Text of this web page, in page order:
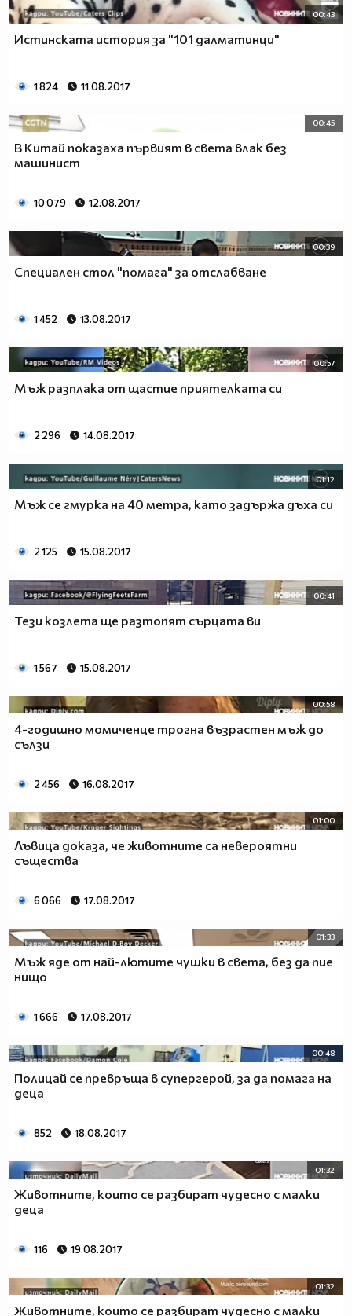
00:43
Истинската история за "101 далматинци"
1 824 11.08.2017
00:45
В Китай показаха първият в света влак без
машинист
10 079 12.08.2017
00:39
Специален стол "помага" за отслабване
1 452 13.08.2017
00:57
Мъж разплака от щастие приятелката си
2 296 14.08.2017
01:12
Мъж се гмурка на 40 метра, като задържа дъха си
2 125 15.08.2017
00:41
Тези козлета ще разтопят сърцата ви
1 567 15.08.2017
00:58
4-годишно момиченце трогна възрастен мъж до
сълзи
2 456 16.08.2017
01:00
Лъвица доказа, че животните са невероятни
същества
6 066 17.08.2017
01:33
Мъж яде от най-лютите чушки в света, без да пие
нищо
1 666 17.08.2017
00:48
Полицай се превръща в супергерой, за да помага на
деца
852 18.08.2017
01:32
Животните, които се разбират чудесно с малки
деца
116 19.08.2017
01:32
Животните, които се разбират чудесно с малки